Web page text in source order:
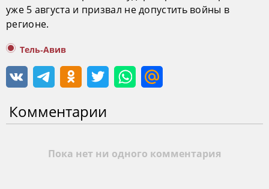
уже 5 августа и призвал не допустить войны в
регионе.
Тель-Авив
Комментарии
Пока нет ни одного комментария